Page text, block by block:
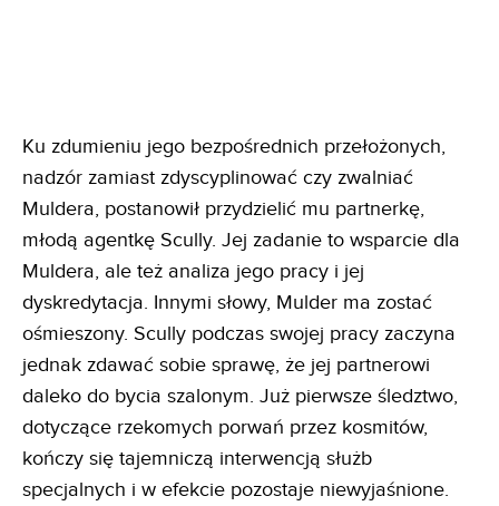
Ku zdumieniu jego bezpośrednich przełożonych,
nadzór zamiast zdyscyplinować czy zwalniać
Muldera, postanowił przydzielić mu partnerkę,
młodą agentkę Scully. Jej zadanie to wsparcie dla
Muldera, ale też analiza jego pracy i jej
dyskredytacja. Innymi słowy, Mulder ma zostać
ośmieszony. Scully podczas swojej pracy zaczyna
jednak zdawać sobie sprawę, że jej partnerowi
daleko do bycia szalonym. Już pierwsze śledztwo,
dotyczące rzekomych porwań przez kosmitów,
kończy się tajemniczą interwencją służb
specjalnych i w efekcie pozostaje niewyjaśnione.